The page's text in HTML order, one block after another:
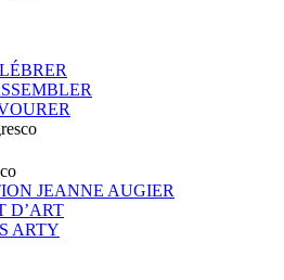
JEANNE AUGIER
D’ART
ARTY